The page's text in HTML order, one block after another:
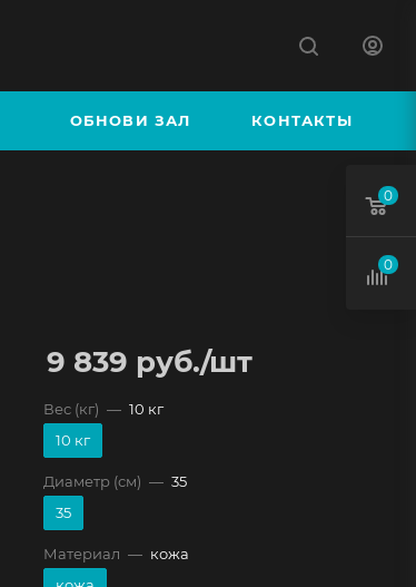
ОБНОВИ ЗАЛ КОНТАКТЫ
9 839 руб./шт
Вес (кг) — 10 кг
10 кг
Диаметр (см) — 35
35
Материал — кожа
0
0